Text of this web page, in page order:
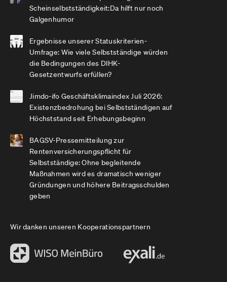
Scheinselbstständigkeit:Da hilft nur noch
Galgenhumor
Ergebnisse unserer Statuskriterien-
Umfrage: Wie viele Selbstständige würden
die Bedingungen des DIHK-
Gesetzentwurfs erfüllen?
Jimdo-ifo Geschäftsklimaindex Juli 2026:
Existenzbedrohung bei Selbstständigen auf
Höchststand seit Erhebungsbeginn
BAGSV-Pressemitteilung zur
Rentenversicherungspflicht für
Selbstständige: Ohne begleitende
Maßnahmen wird es dramatisch weniger
Gründungen und höhere Beitragsschulden
geben
Wir danken unseren Kooperationspartnern